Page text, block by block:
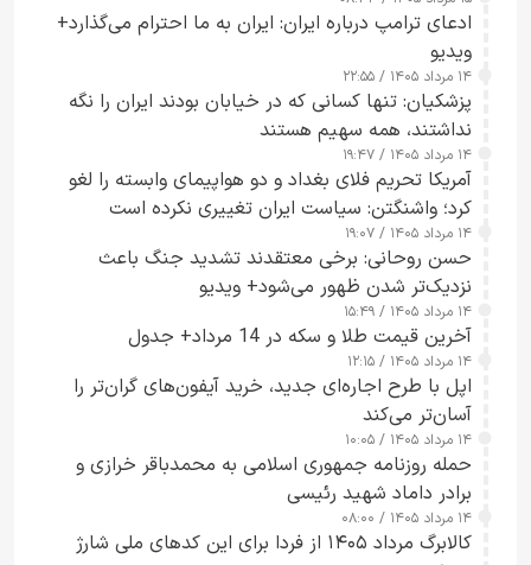
ادعای ترامپ درباره ایران: ایران به ما احترام می‌گذارد+
ویدیو
۱۴ مرداد ۱۴۰۵ / ۲۲:۵۵
پزشکیان: تنها کسانی که در خیابان بودند ایران را نگه
نداشتند، همه سهیم هستند
۱۴ مرداد ۱۴۰۵ / ۱۹:۴۷
آمریکا تحریم فلای بغداد و دو هواپیمای وابسته را لغو
کرد؛ واشنگتن: سیاست ایران تغییری نکرده است
۱۴ مرداد ۱۴۰۵ / ۱۹:۰۷
حسن روحانی: برخی معتقدند تشدید جنگ باعث
نزدیک‌تر شدن ظهور می‌شود+ ویدیو
۱۴ مرداد ۱۴۰۵ / ۱۵:۴۹
آخرین قیمت طلا و سکه در 14 مرداد+ جدول
۱۴ مرداد ۱۴۰۵ / ۱۲:۱۵
اپل با طرح اجاره‌ای جدید، خرید آیفون‌های گران‌تر را
آسان‌تر می‌کند
۱۴ مرداد ۱۴۰۵ / ۱۰:۰۵
حمله روزنامه جمهوری اسلامی به محمدباقر خرازی و
برادر داماد شهید رئیسی
۱۴ مرداد ۱۴۰۵ / ۰۸:۰۰
کالابرگ مرداد ۱۴۰۵ از فردا برای این کدهای ملی شارژ